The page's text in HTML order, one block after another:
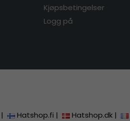
Kjøpsbetingelser
Logg på
| Hatshop.fi | Hatshop.dk |